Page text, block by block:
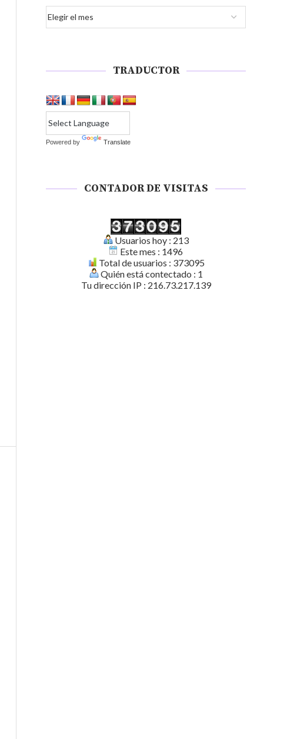
TRADUCTOR
Powered by Translate
CONTADOR DE VISITAS
Usuarios hoy : 213
Este mes : 1496
Total de usuarios : 373095
Quién está contectado : 1
Tu dirección IP : 216.73.217.139